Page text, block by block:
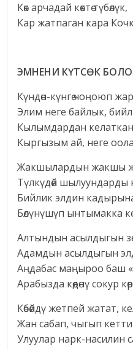
Көк арчадай көктө түбөлүк,
Кар жатпаган кара
ЭМНЕНИ КҮТСӨК
Күндөн-күнгө чоңоюп
Элим неге байлык,
Кылымдардан
Кыргызым ай, неге
Жакшылардын жакшы
Түлкүдөй
Бийлик элдин
Бөлүнүшүп ынтымакка
Алтындын асылдыгын
Адамдын асылдыгын
Аңдабас маңыроо баш
Арабызда көөдөнү сокур
Көбөйдү жетпей жатат,
Жан сабап, чыгып
Улуулар нарк-насилин